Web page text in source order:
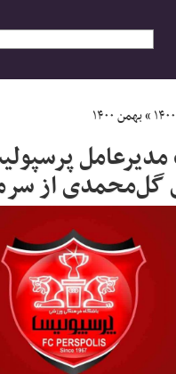
۱۴۰۰»بهمن ۱۴۰۰
گل‌محمدی از